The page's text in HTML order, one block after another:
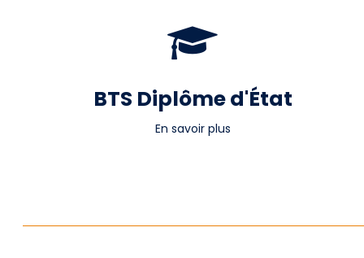
BTS Diplôme d'État
En savoir plus